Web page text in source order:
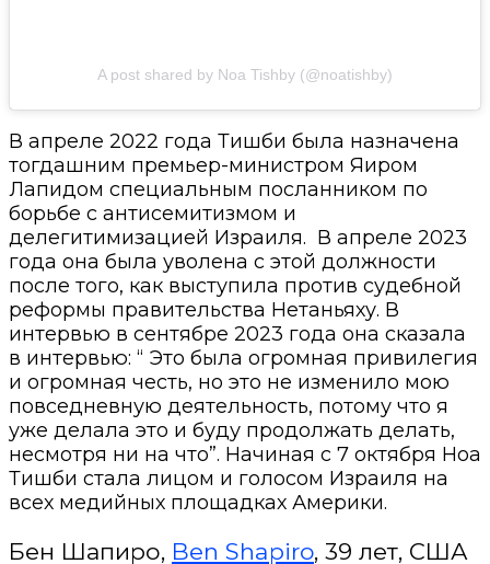
A post shared by Noa Tishby (@noatishby)
В апреле 2022 года Тишби была назначена
тогдашним премьер-министром Яиром
Лапидом специальным посланником по
борьбе с антисемитизмом и
делегитимизацией Израиля. В апреле 2023
года она была уволена с этой должности
после того, как выступила против судебной
реформы правительства Нетаньяху. В
интервью в сентябре 2023 года она сказала
в интервью: “ Это была огромная привилегия
и огромная честь, но это не изменило мою
повседневную деятельность, потому что я
уже делала это и буду продолжать делать,
несмотря ни на что”. Начиная с 7 октября Ноа
Тишби стала лицом и голосом Израиля на
всех медийных площадках Америки.
Бен Шапиро, Ben Shapiro, 39 лет, США